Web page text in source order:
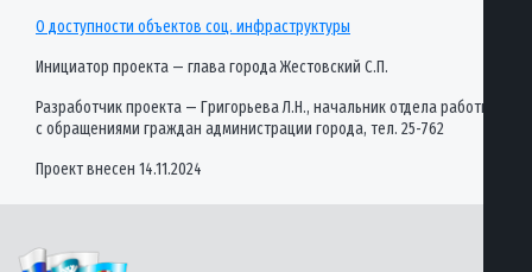
О доступности объектов соц. инфраструктуры
Инициатор проекта — глава города Жестовский С.П.
Разработчик проекта — Григорьева Л.Н., начальник отдела работы
с обращениями граждан администрации города, тел. 25-762
Проект внесен 14.11.2024